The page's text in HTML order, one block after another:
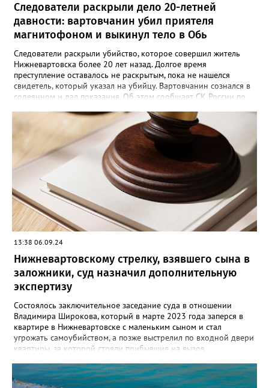
Следователи раскрыли дело 20-летней
давности: вартовчанин убил приятеля
магнитофоном и выкинул тело в Обь
Следователи раскрыли убийство, которое совершил житель
Нижневартовска более 20 лет назад. Долгое время
преступление оставалось не раскрытым, пока не нашелся
свидетель, который указал на убийцу. Вартовчанин сознался в
содеянном и дал показания. Об этом сообщает СК России по
декабря 2001 года 22 летний вартовчанин находился в
квартире по улице Менделеева вместе со своим 29-летним
знакомым. Произошла ссора и мужчина нанес приятелю
множественные удары руками и кассетным магнитофоном в
голову. От полученных травм он скончался. Вартовчанин
испугался и выбросил тело в Обь. Уголовное дело с
обвинительным заключением направлено в суд для
рассмотрения. Вартовчанину грозит до пятнадцати лет
лишения свободы.
13:38 06.09.24
Нижневартовскому стрелку, взявшего сына в
заложники, суд назначил дополнительную
экспертизу
Состоялось заключительное заседание суда в отношении
Владимира Широкова, который в марте 2023 года заперся в
квартире в Нижневартовске с маленьким сыном и стал
угрожать самоубийством, а позже выстрелил по входной двери
квартиры, за которой стояли прибывшие на вызов
квартиры и подвала дома. В происшествии никто не пострадал,
силовики договорились с Широковым, он отпустил ребенка и